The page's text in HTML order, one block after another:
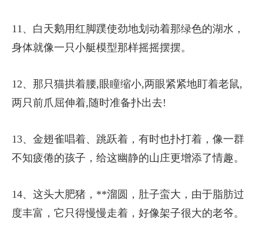
11、白天鹅用红脚蹼使劲地划动着那绿色的湖水，
身体就像一只小艇模型那样摇摇摆摆。
12、那只猫拱着腰,眼瞳缩小,两眼紧紧地盯着老鼠,
两只前爪屈伸着,随时准备扑出去!
13、金翅雀唱着、跳跃着，有时也扑打着，像一群
不知疲倦的孩子，给这幽静的山庄更增添了情趣。
14、这头大肥猪，**溜圆，肚子蛮大，由于脂肪过
度丰富，它只得慢慢走着，好像架子很大的老爷。